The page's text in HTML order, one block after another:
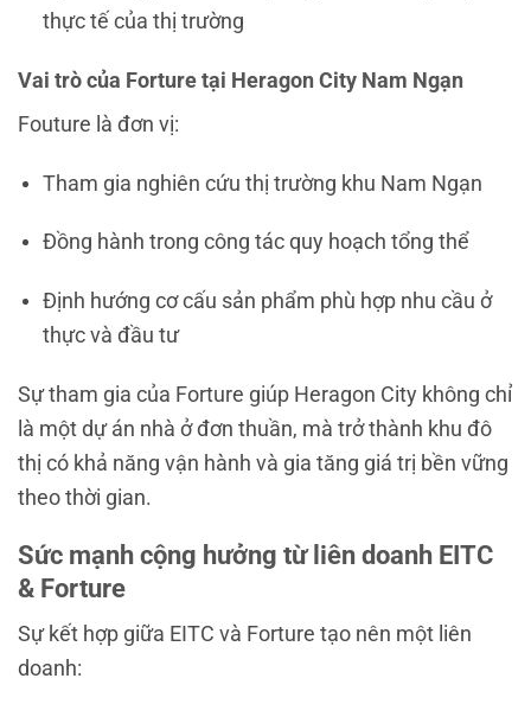
thực tế của thị trường
Vai trò của Forture tại Heragon City Nam Ngạn
Fouture là đơn vị:
Tham gia nghiên cứu thị trường khu Nam Ngạn
Đồng hành trong công tác quy hoạch tổng thể
Định hướng cơ cấu sản phẩm phù hợp nhu cầu ở
thực và đầu tư
Sự tham gia của Forture giúp Heragon City không chỉ
là một dự án nhà ở đơn thuần, mà trở thành khu đô
thị có khả năng vận hành và gia tăng giá trị bền vững
theo thời gian.
Sức mạnh cộng hưởng từ liên doanh EITC
& Forture
Sự kết hợp giữa EITC và Forture tạo nên một liên
doanh: